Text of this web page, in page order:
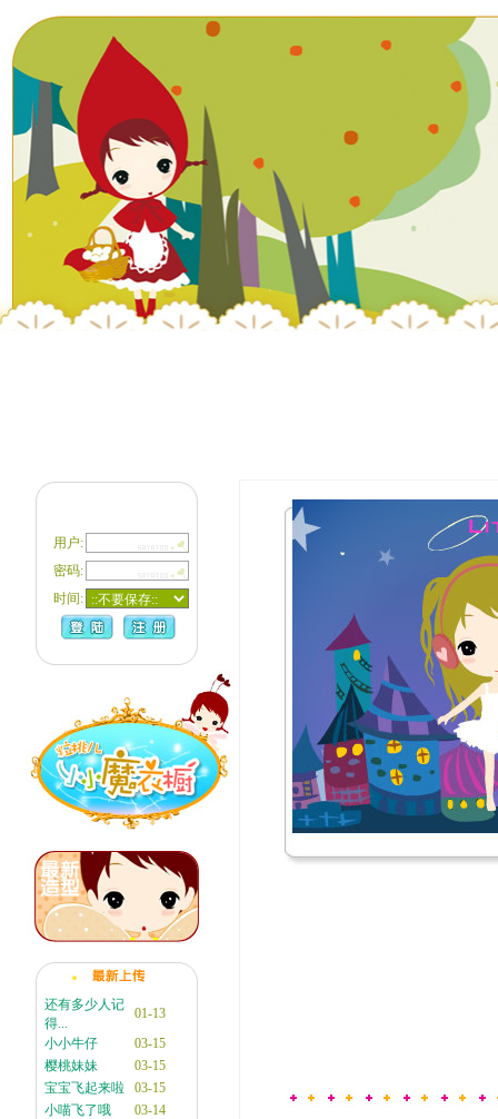
用户:
密码:
时间:
还有多少人记
得...
01-13
小小牛仔
03-15
樱桃妹妹
03-15
宝宝飞起来啦
03-15
小喵飞了哦
03-14